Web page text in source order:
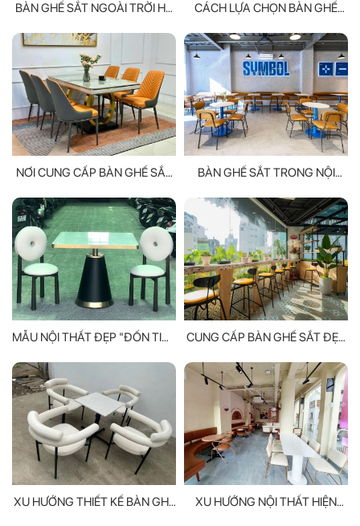
BÀN GHẾ SẮT NGOÀI TRỜI HÀ
TIỆN NGHI
CÁCH LỰA CHỌN BÀN GHẾ
NƠI CUNG CẤP BÀN GHẾ SẮT
HÀNG ĐẦU
BÀN GHẾ SẮT TRONG NỘI
MẪU NỘI THẤT ĐẸP "ĐỐN TIM"
CUNG CẤP BÀN GHẾ SẮT ĐẸP
ĐÁO
XU HƯỚNG THIẾT KẾ BÀN GHẾ
XU HƯỚNG NỘI THẤT HIỆN